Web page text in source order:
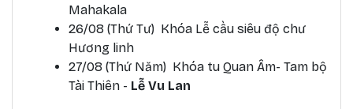
Mahakala
26/08 (Thứ Tư) Khóa Lễ cầu siêu độ chư
Hương linh
27/08 (Thứ Năm) Khóa tu Quan Âm- Tam bộ
Tài Thiên - Lễ Vu Lan